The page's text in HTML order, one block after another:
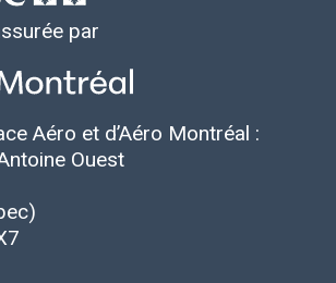
par
Aéro et d’Aéro Montréal :
Ouest